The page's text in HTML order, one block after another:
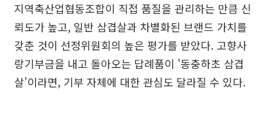
지역축산업협동조합이 직접 품질을 관리하는 만큼 신
뢰도가 높고, 일반 삼겹살과 차별화된 브랜드 가치를
갖춘 것이 선정위원회의 높은 평가를 받았다. 고향사
랑기부금을 내고 돌아오는 답례품이 '동충하초 삼겹
살'이라면, 기부 자체에 대한 관심도 달라질 수 있다.